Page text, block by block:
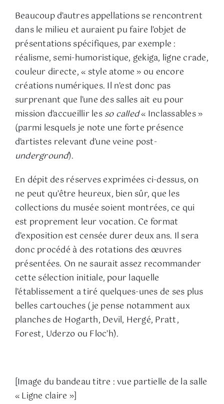
Beaucoup d’autres appellations se rencontrent
dans le milieu et auraient pu faire l’objet de
présentations spécifiques, par exemple :
réalisme, semi-humoristique, gekiga, ligne crade,
couleur directe, « style atome » ou encore
créations numériques. Il n’est donc pas
surprenant que l’une des salles ait eu pour
mission d’accueillir lesso called« Inclassables »
(parmi lesquels je note une forte présence
d’artistes relevant d’une veine post-
underground).
En dépit des réserves exprimées ci-dessus, on
ne peut qu’être heureux, bien sûr, que les
collections du musée soient montrées, ce qui
est proprement leur vocation. Ce format
d’exposition est censée durer deux ans. Il sera
donc procédé à des rotations des œuvres
présentées. On ne saurait assez recommander
cette sélection initiale, pour laquelle
l’établissement a tiré quelques-unes de ses plus
belles cartouches (je pense notamment aux
planches de Hogarth, Devil, Hergé, Pratt,
Forest, Uderzo ou Floc’h).
[Image du bandeau titre : vue partielle de la salle
« Ligne claire »]